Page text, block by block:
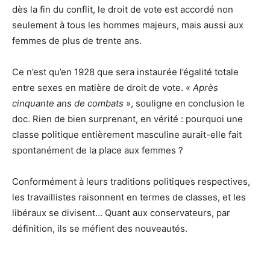
dès la fin du conflit, le droit de vote est accordé non
seulement à tous les hommes majeurs, mais aussi aux
femmes de plus de trente ans.
Ce n’est qu’en 1928 que sera instaurée l’égalité totale
entre sexes en matière de droit de vote. « Après
cinquante ans de combats », souligne en conclusion le
doc. Rien de bien surprenant, en vérité : pourquoi une
classe politique entièrement masculine aurait-elle fait
spontanément de la place aux femmes ?
Conformément à leurs traditions politiques respectives,
les travaillistes raisonnent en termes de classes, et les
libéraux se divisent… Quant aux conservateurs, par
définition, ils se méfient des nouveautés.